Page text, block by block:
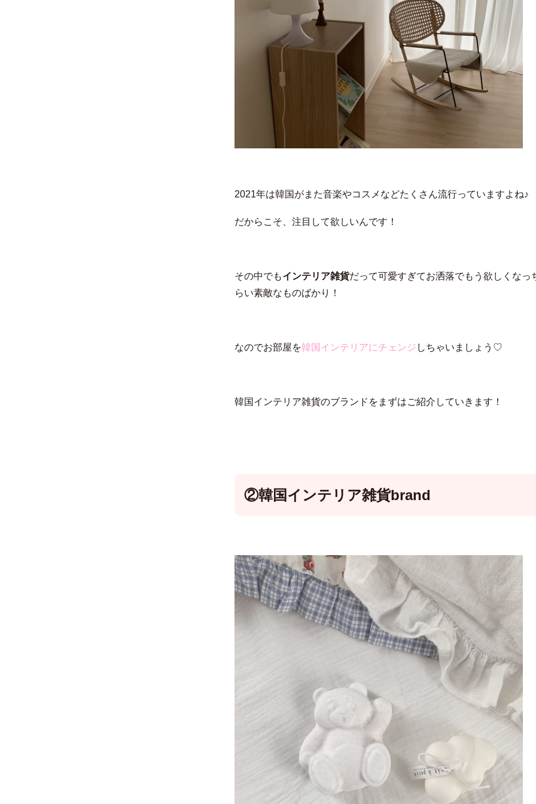
2021年は韓国がまた音楽やコスメなどたくさん流行っていますよね♪
だからこそ、注目して欲しいんです！
その中でもインテリア雑貨だって可愛すぎてお洒落でもう欲しくなっ
らい素敵なものばかり！
なのでお部屋を韓国インテリアにチェンジ しちゃいましょう♡
韓国インテリア雑貨のブランドをまずはご紹介していきます！
②韓国インテリア雑貨brand